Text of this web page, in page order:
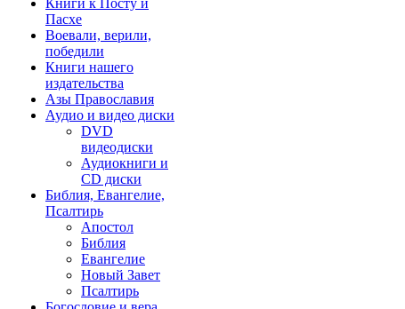
Книги к Посту и
Пасхе
Воевали, верили,
победили
Книги нашего
издательства
Азы Православия
Аудио и видео диски
DVD
видеодиски
Аудиокниги и
CD диски
Библия, Евангелие,
Псалтирь
Апостол
Библия
Евангелие
Новый Завет
Псалтирь